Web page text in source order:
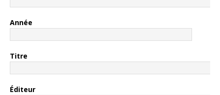
Année
Titre
Éditeur